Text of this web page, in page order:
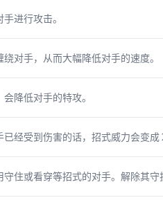
进行攻击。
对手，从而大幅降低对手的速度。
降低对手的特攻。
经受到伤害的话，招式威力会变成
住或看穿等招式的对手。解除其守